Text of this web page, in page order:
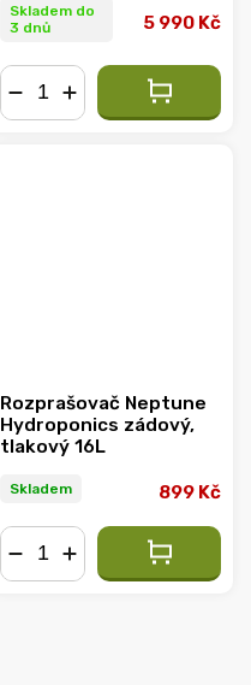
Skladem do
3 dnů
5 990 Kč
Rozprašovač Neptune
Hydroponics zádový,
tlakový 16L
Skladem 899 Kč